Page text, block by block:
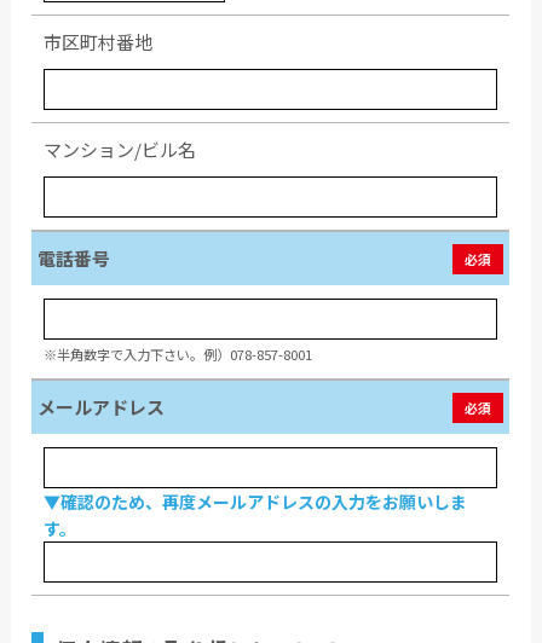
市区町村番地
マンション/ビル名
電話番号 必須
※半角数字で入力下さい。例）078-857-8001
メールアドレス 必須
▼確認のため、再度メールアドレスの入力をお願いしま
す。